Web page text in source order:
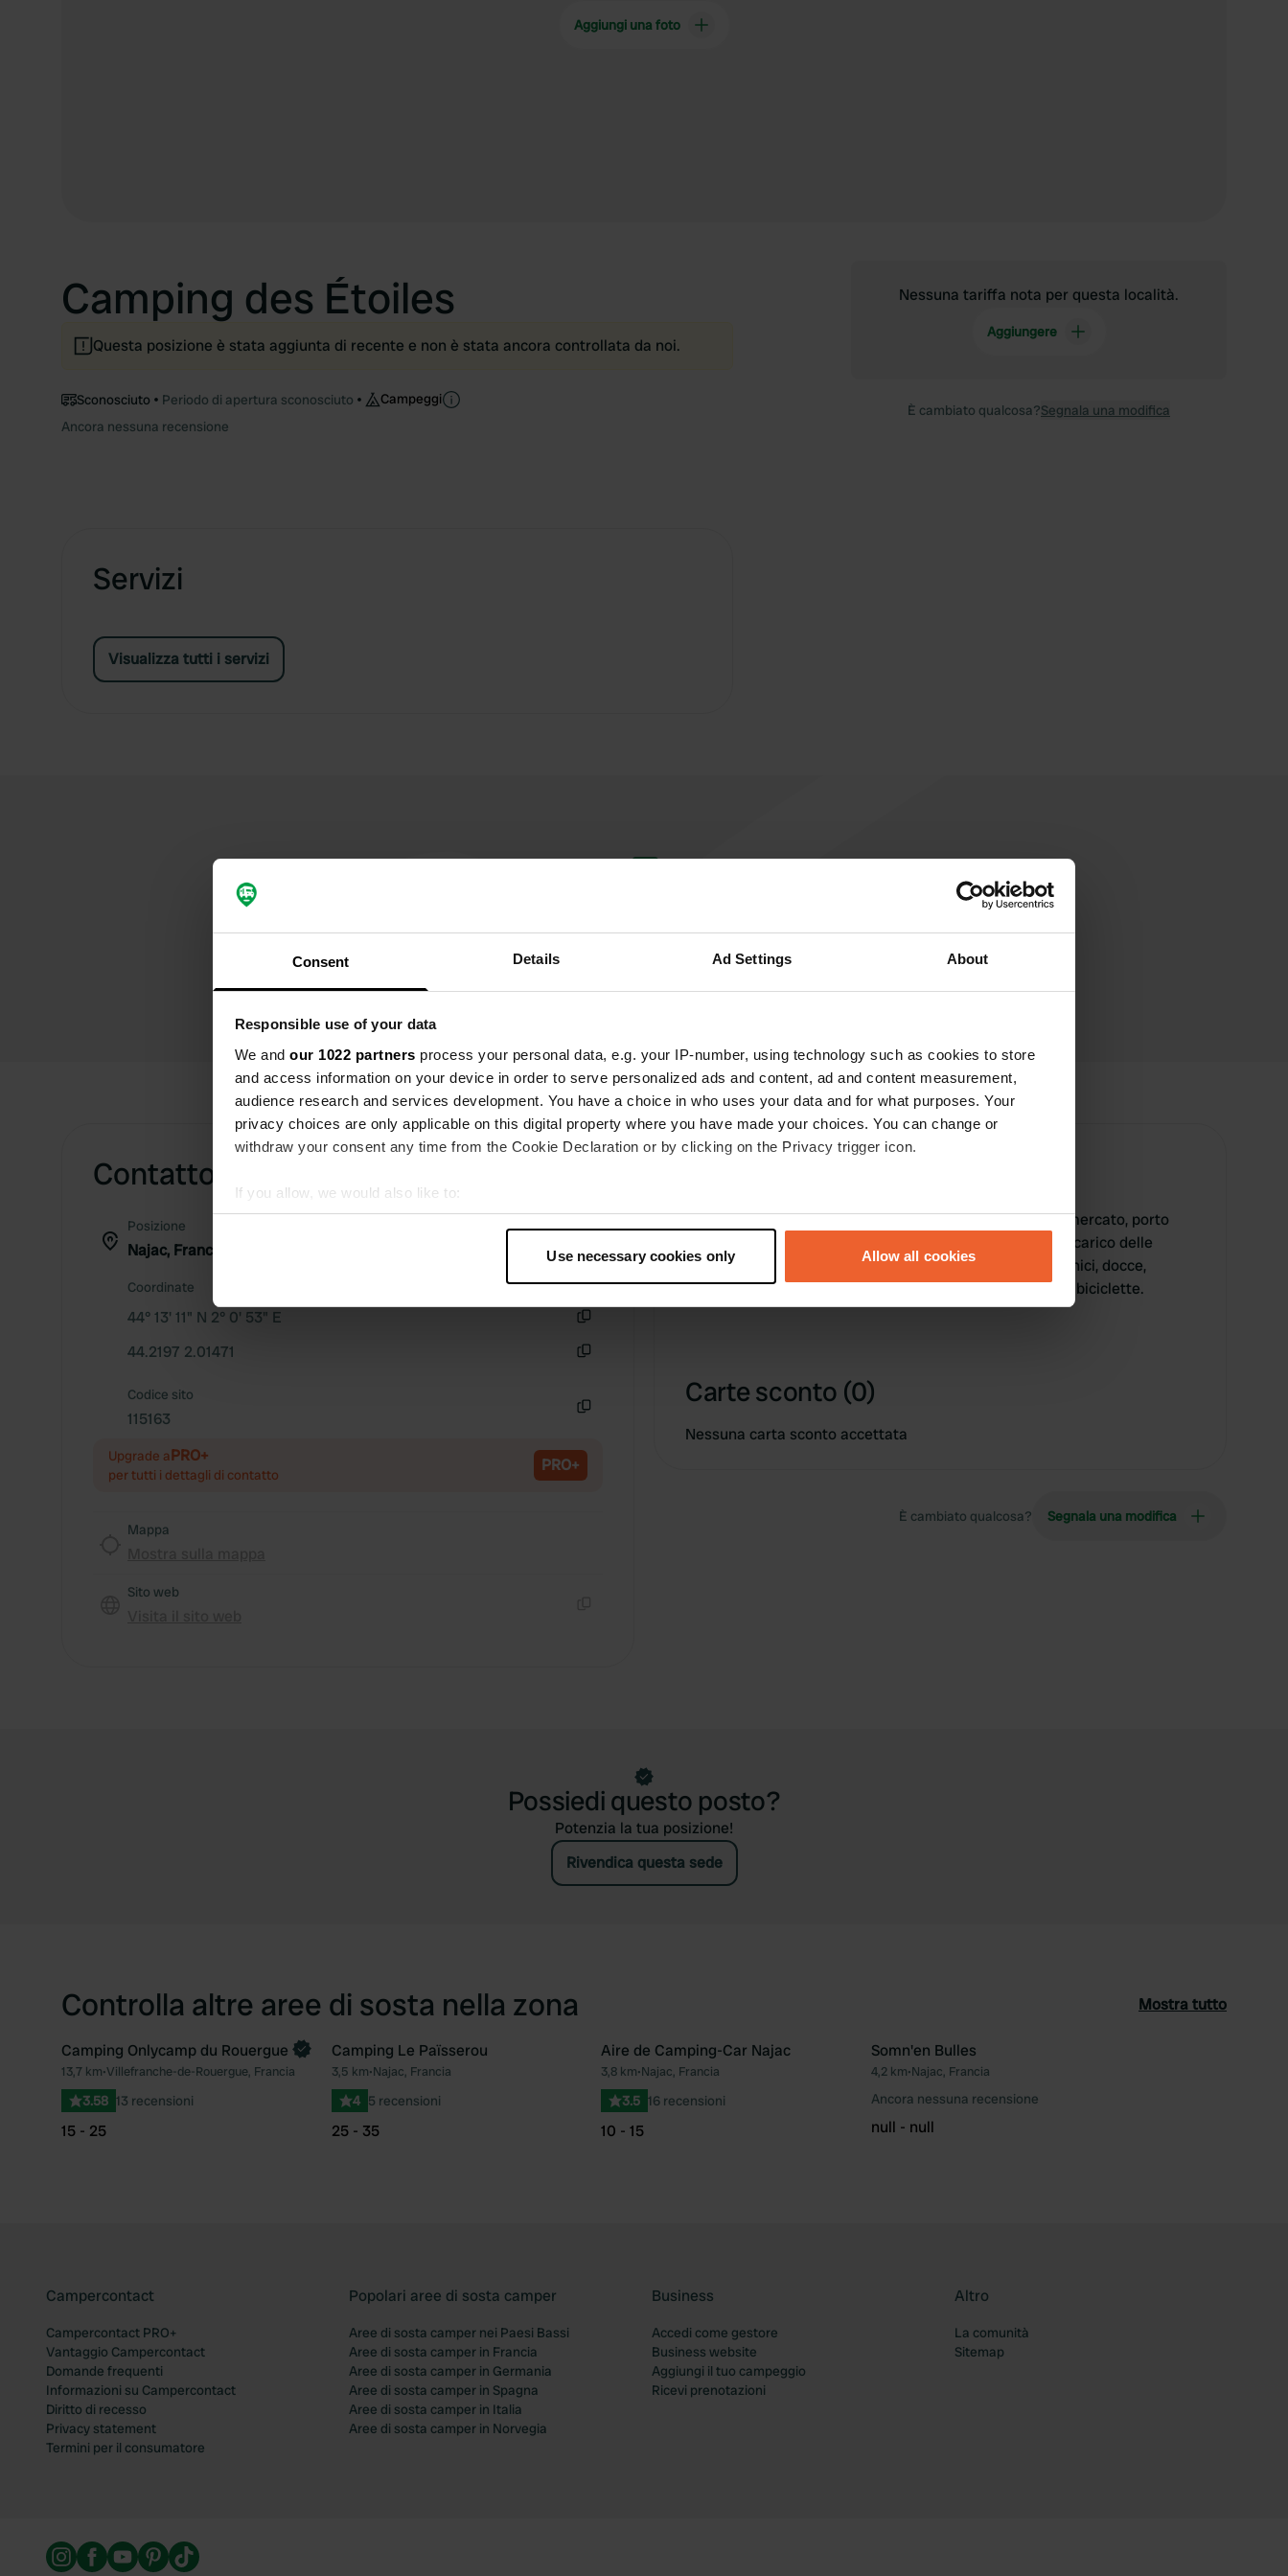
Consent Details Ad Settings About
Responsible use of your data
We and our 1022 partners process your personal data, e.g. your IP-number, using technology such as cookies to store
and access information on your device in order to serve personalized ads and content, ad and content measurement,
audience research and services development. You have a choice in who uses your data and for what purposes. Your
privacy choices are only applicable on this digital property where you have made your choices. You can change or
withdraw your consent any time from the Cookie Declaration or by clicking on the Privacy trigger icon.
If you allow, we would also like to:
Collect information about your geographical location which can be accurate to within several meters
Find out more about how your personal data is processed and set your preferences in the
We use cookies to personalise content and ads, to provide social media features and to analyse our traffic. We also share
other information that you’ve provided to them or that they’ve collected from your use of their services.
Use necessary cookies only Allow all cookies
Aggiungi una foto
Camping des Étoiles
Questa posizione è stata aggiunta di recente e non è stata ancora controllata da noi.
Sconosciuto Periodo di apertura sconosciuto
Campeggi
Ancora nessuna recensione
Servizi
Visualizza tutti i servizi
Nessuna tariffa nota per questa località.
Aggiungere
È cambiato qualcosa?Segnala una modifica
Siete stati qui? Dite agli altri cosa ne pensate.
Contatto
Posizione
Najac, Francia Copia
Coordinate
44° 13' 11" N 2° 0' 53" E
44.2197 2.01471
Codice sito
115163
Upgrade aPRO+
per tutti i dettagli di contatto PRO+
Mappa
Sito web
Il Camping des Étoiles offre piscina, parco giochi, supermercato, porto
turistico, sicurezza, area illuminata, superficie indurita, scarico delle
acque reflue, rubinetto dell'acqua, elettricità, servizi igienici, docce,
lavanderia, WiFi, cani ammessi, servizio pane e noleggio biciclette.
Carte sconto (0)
Nessuna carta sconto accettata
È cambiato qualcosa? Segnala una modifica
Possiedi questo posto?
Potenzia la tua posizione!
Rivendica questa sede
Controlla altre aree di sosta nella zona Mostra tutto
Preferito
Prenota ora
Camping Onlycamp du Rouergue
13,7 km•Villefranche-de-Rouergue, Francia
3.58 13 recensioni
15 - 25
Preferito
Camping Le Païsserou
3,5 km•Najac, Francia
4 5 recensioni
25 - 35
Preferito
Aire de Camping-Car Najac
3,8 km•Najac, Francia
3.5 16 recensioni
10 - 15
Somn'en Bulles
4,2 km•Najac, Francia
Ancora nessuna recensione
null - null
Campercontact
Campercontact PRO+
Vantaggio Campercontact
Domande frequenti
Informazioni su Campercontact
Diritto di recesso
Privacy statement
Termini per il consumatore
Popolari aree di sosta camper
Aree di sosta camper nei Paesi Bassi
Aree di sosta camper in Francia
Aree di sosta camper in Germania
Aree di sosta camper in Spagna
Aree di sosta camper in Italia
Aree di sosta camper in Norvegia
Business
Accedi come gestore
Business website
Aggiungi il tuo campeggio
Ricevi prenotazioni
Altro
La comunità
Sitemap